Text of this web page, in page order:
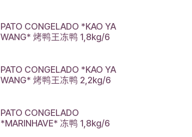
PATO CONGELADO *KAO YA
WANG* 烤鸭王冻鸭 1,8kg/6
PATO CONGELADO *KAO YA
WANG* 烤鸭王冻鸭 2,2kg/6
PATO CONGELADO
*MARINHAVE* 冻鸭 1,8kg/6